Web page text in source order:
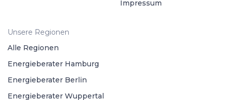
Impressum
Unsere Regionen
Alle Regionen
Energieberater Hamburg
Energieberater Berlin
Energieberater Wuppertal